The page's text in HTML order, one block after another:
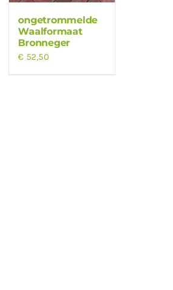
ongetrommelde
Waalformaat
Bronneger
€ 52,50